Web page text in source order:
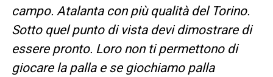
campo. Atalanta con più qualità del Torino.
Sotto quel punto di vista devi dimostrare di
essere pronto. Loro non ti permettono di
giocare la palla e se giochiamo palla